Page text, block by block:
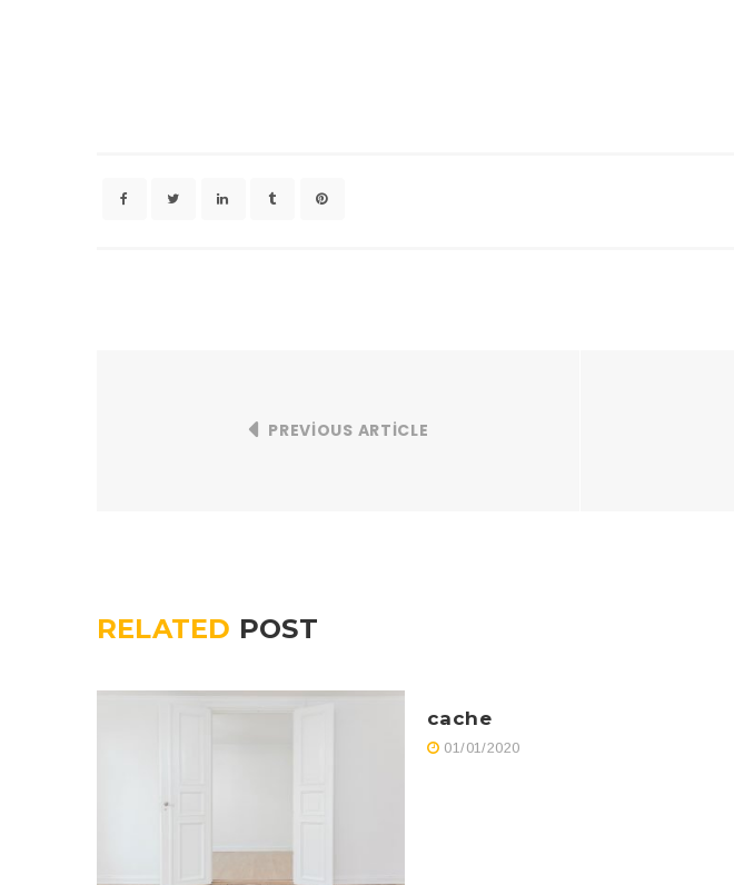
PREVIOUS ARTICLE
RELATED POST
cache
01/01/2020